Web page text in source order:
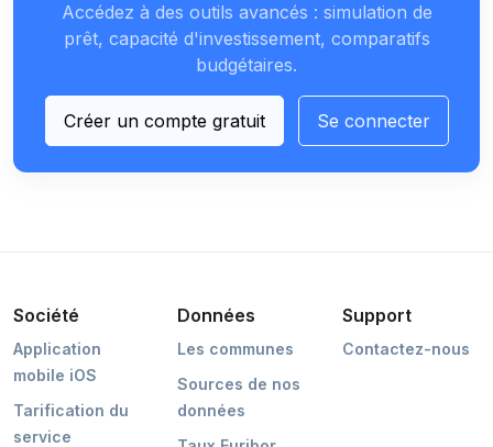
Accédez à des outils avancés : simulation de
prêt, capacité d'investissement, comparatifs
budgétaires.
Créer un compte gratuit Se connecter
Société
Application
mobile iOS
Tarification du
service
Données
Les communes
Sources de nos
données
Support
Contactez-nous